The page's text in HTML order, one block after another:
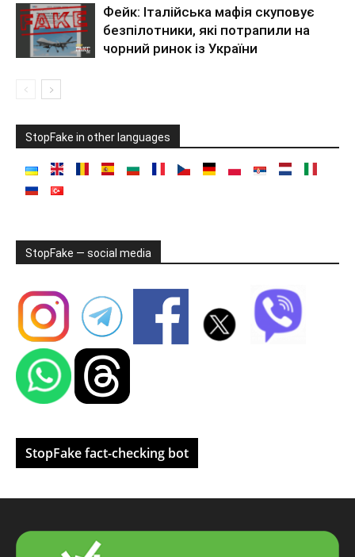
Фейк: Італійська мафія скуповує
безпілотники, які потрапили на
чорний ринок із України
StopFake in other languages
StopFake — social media
StopFake fact-checking bot